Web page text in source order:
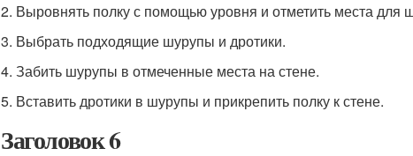
2. Выровнять полку с помощью уровня и отметить места для
3. Выбрать подходящие шурупы и дротики.
4. Забить шурупы в отмеченные места на стене.
5. Вставить дротики в шурупы и прикрепить полку к стене.
Заголовок 6